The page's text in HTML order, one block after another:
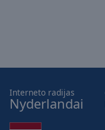
Interneto radijas
Nyderlandai